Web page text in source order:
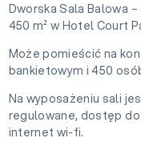
Dworska Sala Balowa
450 m² w Hotel Court
Może pomieścić na
bankietowym i 450
Na wyposażeniu sali
regulowane, dostęp do
internet wi-fi.